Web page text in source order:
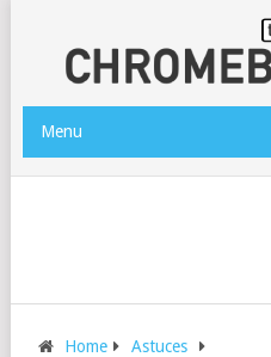
Menu
Home
Astuces